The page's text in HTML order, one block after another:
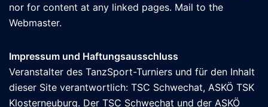
nor for content at any linked pages. Mail to the
Webmaster.
Impressum und Haftungsausschluss
Veranstalter des TanzSport-Turniers und für den Inhalt
dieser Site verantwortlich: TSC Schwechat, ASKÖ TSK
Klosterneuburg. Der TSC Schwechat und der ASKÖ